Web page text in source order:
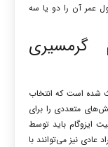
عمر آن را دو یا سه
گرمسیری
شده است که انتخاب
متعددی را برای
ایزوگام باید توسط
عادی نیز می‌توانند با